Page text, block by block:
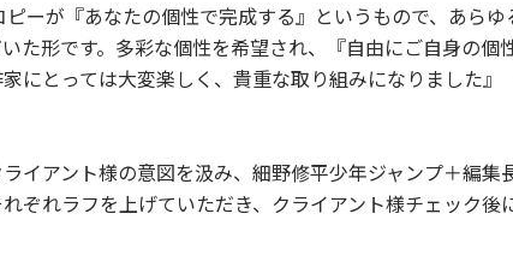
ピーが『あなたの個性で完成する』というもので、あらゆ
た形です。多彩な個性を希望され、『自由にご自身の個
にとっては大変楽しく、貴重な取り組みになりました』
イアント様の意図を汲み、細野修平少年ジャンプ＋編集
ぞれラフを上げていただき、クライアント様チェック後